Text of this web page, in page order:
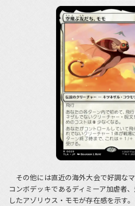
その他には直近の海外大会で好調なマ
コンボデッキであるディミーア加虐者
したアゾリウス・モモが存在感を示す。